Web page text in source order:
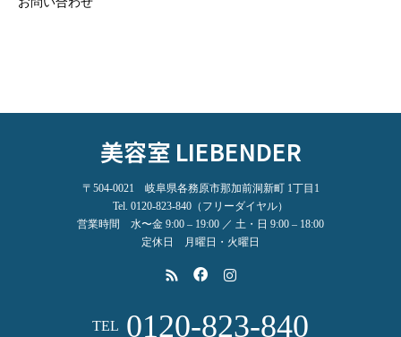
美容室 LIEBENDER
〒504-0021 岐阜県各務原市那加前洞新町 1丁目1
Tel. 0120-823-840（フリーダイヤル）
営業時間 水〜金 9:00 – 19:00 ／ 土・日 9:00 – 18:00
定休日 月曜日・火曜日
TEL 0120-823-840